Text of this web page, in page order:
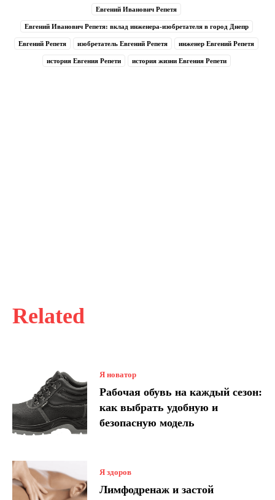
Related
Я новатор
Рабочая обувь на каждый сезон:
как выбрать удобную и
безопасную модель
Я здоров
Лимфодренаж и застой
Евгений Иванович Репетя
Евгений Иванович Репетя: вклад инженера-изобретателя в город Днепр
Евгений Репетя изобретатель Евгений Репетя инженер Евгений Репетя
история Евгения Репети история жизни Евгения Репети